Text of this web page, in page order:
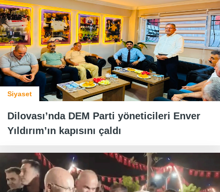
Siyaset
Dilovası’nda DEM Parti yöneticileri Enver
Yıldırım’ın kapısını çaldı